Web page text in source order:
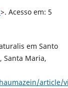
>. Acesso em: 5
em Santo
Santa Maria,
article/